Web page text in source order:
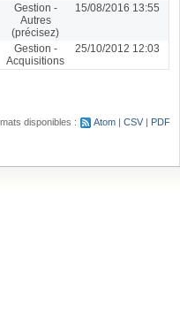
Gestion -
Autres
(précisez)
15/08/2016 13:55
Gestion -
Acquisitions
25/10/2012 12:03
disponibles : Atom CSV PDF